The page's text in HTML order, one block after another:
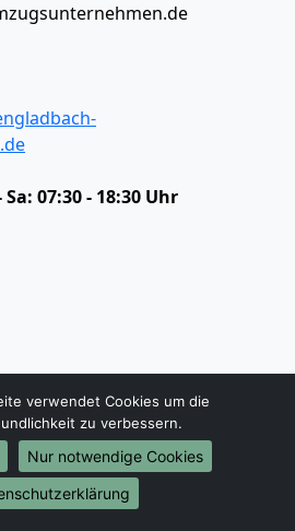
Sa: 07:30 - 18:30 Uhr
Büroumzug
Laborumzug
Privatumzug
Beiladung
Klaviertransport
Möbeltaxi
verwendet Cookies um die
zu verbessern.
Nur notwendige Cookies